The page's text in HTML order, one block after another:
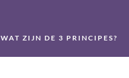
WAT ZIJN DE 3 PRINCIPES?